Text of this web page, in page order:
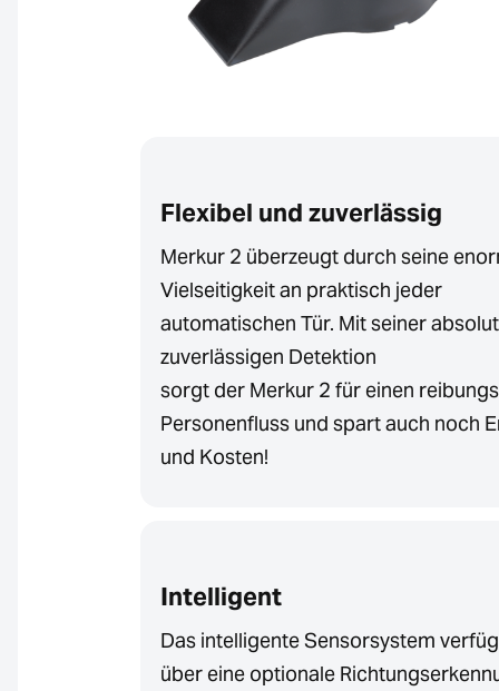
Flexibel und zuverlässig
Merkur 2 überzeugt durch seine
Vielseitigkeit an praktisch jeder
automatischen Tür. Mit seiner absolut
zuverlässigen Detektion
sorgt der Merkur 2 für einen
Personenfluss und spart auch noch
und Kosten!
Intelligent
Das intelligente Sensorsystem
über eine optionale